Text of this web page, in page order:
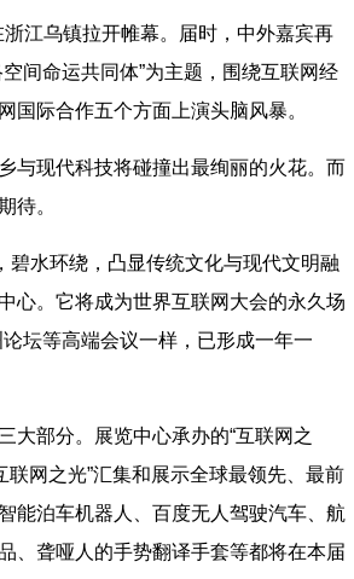
江乌镇拉开帷幕。届时，中外嘉宾再
间命运共同体”为主题，围绕互联网经
国际合作五个方面上演头脑风暴。
现代科技将碰撞出最绚丽的火花。而
待。
水环绕，凸显传统文化与现代文明融
心。它将成为世界互联网大会的永久场
坛等高端会议一样，已形成一年一
部分。展览中心承办的“互联网之
网之光”汇集和展示全球最领先、最前
能泊车机器人、百度无人驾驶汽车、航
、聋哑人的手势翻译手套等都将在本届